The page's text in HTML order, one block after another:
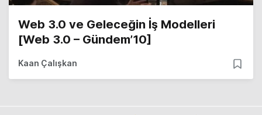
Web 3.0 ve Geleceğin İş Modelleri
[Web 3.0 – Gündem’10]
Kaan Çalışkan